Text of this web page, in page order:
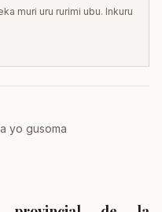
muri uru rurimi ubu. Inkuru
yo gusoma